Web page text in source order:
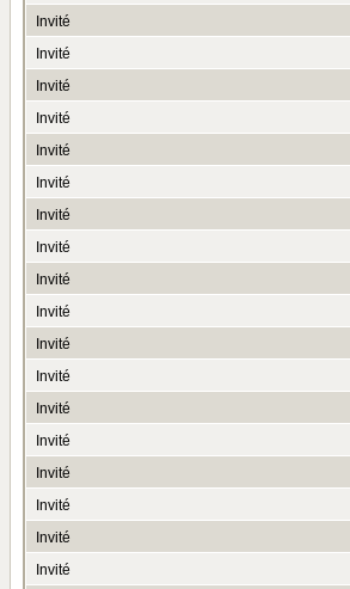
Invité
Invité
Invité
Invité
Invité
Invité
Invité
Invité
Invité
Invité
Invité
Invité
Invité
Invité
Invité
Invité
Invité
Invité